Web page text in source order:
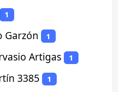
1
Garzón 1
Artigas 1
3385 1